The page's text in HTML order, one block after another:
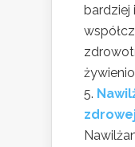
bardziej